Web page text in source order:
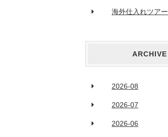
海外仕⼊れツアー
ARCHIVE
2026-08
2026-07
2026-06